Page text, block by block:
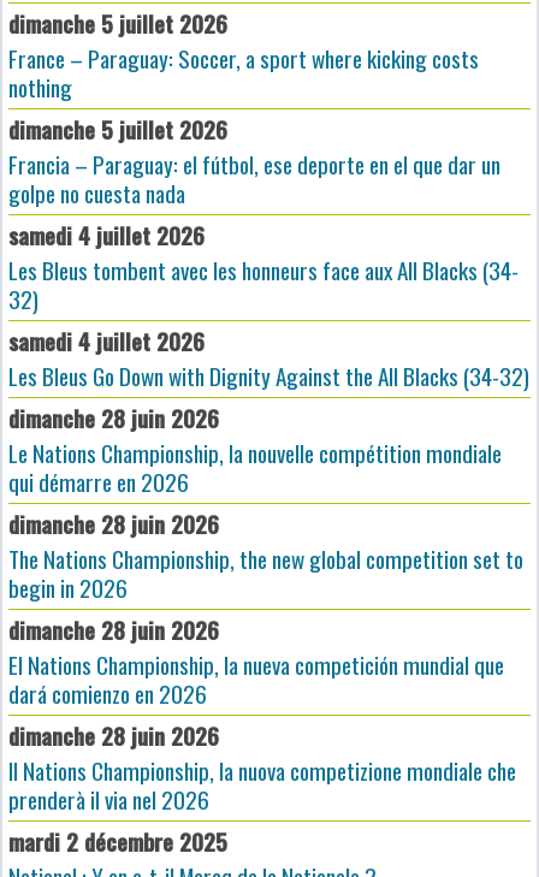
dimanche 5 juillet 2026
France – Paraguay: Soccer, a sport where kicking costs
nothing
dimanche 5 juillet 2026
Francia – Paraguay: el fútbol, ese deporte en el que dar un
golpe no cuesta nada
samedi 4 juillet 2026
Les Bleus tombent avec les honneurs face aux All Blacks (34-
32)
samedi 4 juillet 2026
Les Bleus Go Down with Dignity Against the All Blacks (34-32)
dimanche 28 juin 2026
Le Nations Championship, la nouvelle compétition mondiale
qui démarre en 2026
dimanche 28 juin 2026
The Nations Championship, the new global competition set to
begin in 2026
dimanche 28 juin 2026
El Nations Championship, la nueva competición mundial que
dará comienzo en 2026
dimanche 28 juin 2026
Il Nations Championship, la nuova competizione mondiale che
prenderà il via nel 2026
mardi 2 décembre 2025